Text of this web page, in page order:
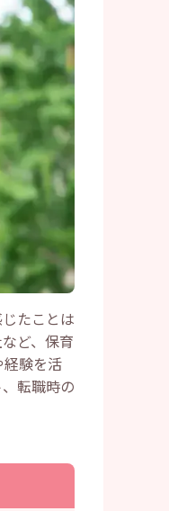
たことは
ど、保育
験を活
転職時の